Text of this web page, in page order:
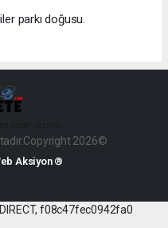
parkı doğusu.
2026©
Aksiyon ®
f08c47fec0942fa0